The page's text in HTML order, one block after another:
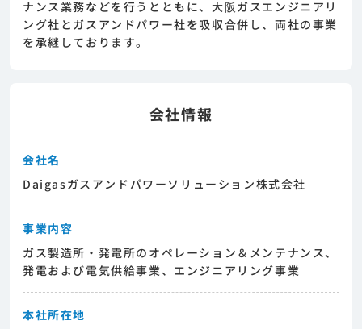
きます。
ナンス業務などを行うとともに、大阪ガスエンジニアリ
ング社とガスアンドパワー社を吸収合併し、両社の事業
を承継しております。
会社情報
会社名
Daigasガスアンドパワーソリューション株式会社
事業内容
ガス製造所・発電所のオペレーション＆メンテナンス、
発電および電気供給事業、エンジニアリング事業
本社所在地